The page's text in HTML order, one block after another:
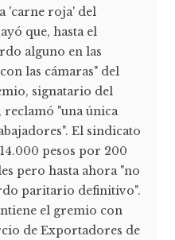
'carne roja' del
que, hasta el
alguno en las
las cámaras" del
signatario del
reclamó "una única
El sindicato
pesos por 200
pero hasta ahora "no
paritario definitivo".
el gremio con
de Exportadores de